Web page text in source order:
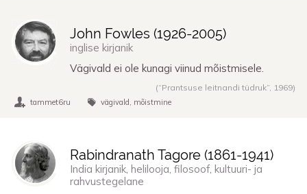
John Fowles (1926-2005)
inglise kirjanik
Vägivald ei ole kunagi viinud mõistmisele.
(“Prantsuse leitnandi tüdruk”, 1969)
tammet6ru vägivald mõistmine
Rabindranath Tagore (1861-1941)
India kirjanik, helilooja, filosoof, kultuuri- ja
rahvustegelane